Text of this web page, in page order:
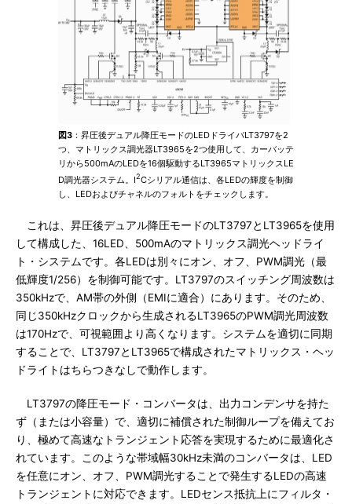
図3 ：昇圧後デュアル降圧モードのLEDドライバLT3797を2
つ、マトリックス調光器LT3965を2つ使用して、カーバッテ
リから500mAのLEDを16個駆動するLT3965マトリックスLE
D調光器システム。I2Cシリアル通信は、各LEDの輝度を制御
し、LEDおよびチャネルのフォルトをチェックします。
これは、昇圧後デュアル降圧モードのLT3797とLT3965を使用
して構成した、16LED、500mAのマトリックス調光ヘッドライ
ト・システムです。各LEDは別々にオン、オフ、PWM調光（最
低輝度1/256）を制御可能です。LT3797のスイッチング周波数は
350kHzで、AM帯の外側（EMIに適合）にあります。そのため、
同じ350kHzクロックから生成されるLT3965のPWM調光周波数
は170Hzで、可視範囲より高くなります。システムを適切に同期
することで、LT3797とLT3965で構成されたマトリックス・ヘッ
ドライトはちらつきなしで動作します。
LT3797の降圧モード・コンバータは、出力コンデンサを持た
ず（または小容量）で、適切に補償された制御ループを備えてお
り、極めて高速なトランジェント応答を実現するために最適化さ
れています。このような帯域幅30kHz未満のコンバータは、LED
を任意にオン、オフ、PWM調光することで発生するLEDの高速
トランジェントに対応できます。LEDセンス抵抗上にフィルタ・